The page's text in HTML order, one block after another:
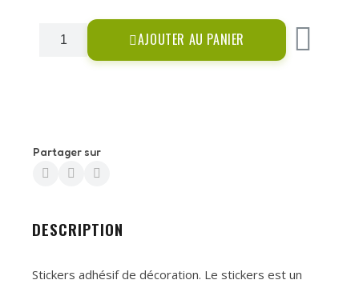
AJOUTER AU PANIER
Partager sur
DESCRIPTION
Stickers adhésif de décoration. Le stickers est un